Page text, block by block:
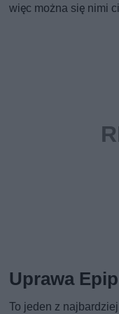
więc można się nimi
Uprawa
To jeden z